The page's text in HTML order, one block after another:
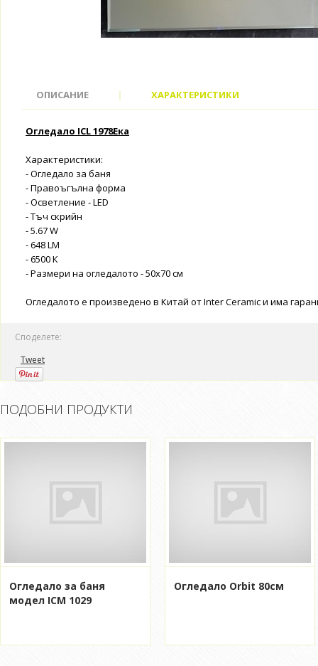
ОПИСАНИЕ | ХАРАКТЕРИСТИКИ
Огледало ICL 1978Ека
Характеристики:
- Огледало за баня
- Правоъгълна форма
- Осветление - LED
- Тъч скрийн
- 5.67 W
- 648 LM
- 6500 К
- Размери на огледалото - 50x70 см
Огледалото е произведено в Китай от Inter Ceramic и има
Споделете:
Tweet
ПОДОБНИ ПРОДУКТИ
Огледало за баня
модел ICM 1029
Огледало Orbit 80см